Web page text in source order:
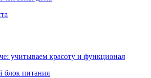
учитываем красоту и функционал
блок питания